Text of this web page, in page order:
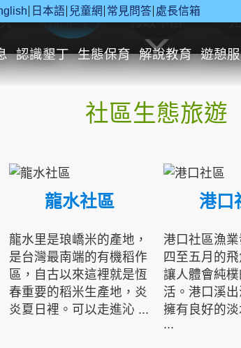
日本語 兒童網 常見問答 處長信箱
認識墾丁 生態保育 解說教育 遊憩
休閒遊憩 行政申辦
社區生態旅遊
龍水社區
龍水里是琅嶠米的產地，
是台灣最南端的有機稻作
區，自古以來這裡就是恆
春重要的稻米生產地，炎
炎夏日裡。可以走進沁 ...
港口
港口社區漁
四至五月的飛
讓人體會純
活。港口溪出
擁有良好的
...